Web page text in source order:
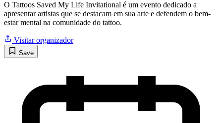
O Tattoos Saved My Life Invitational é um evento dedicado a
apresentar artistas que se destacam em sua arte e defendem o bem-
estar mental na comunidade do tattoo.
Visitar organizador
Save